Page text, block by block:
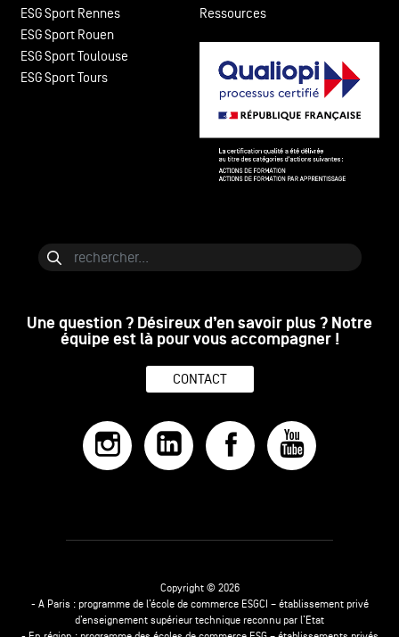
ESG Sport Rennes
ESG Sport Rouen
ESG Sport Toulouse
ESG Sport Tours
Ressources
Une question ? Désireux d’en savoir plus ? Notre
équipe est là pour vous accompagner !
CONTACT
Copyright © 2026
- A Paris : programme de l’école de commerce ESGCI – établissement privé
d’enseignement supérieur technique reconnu par l’Etat